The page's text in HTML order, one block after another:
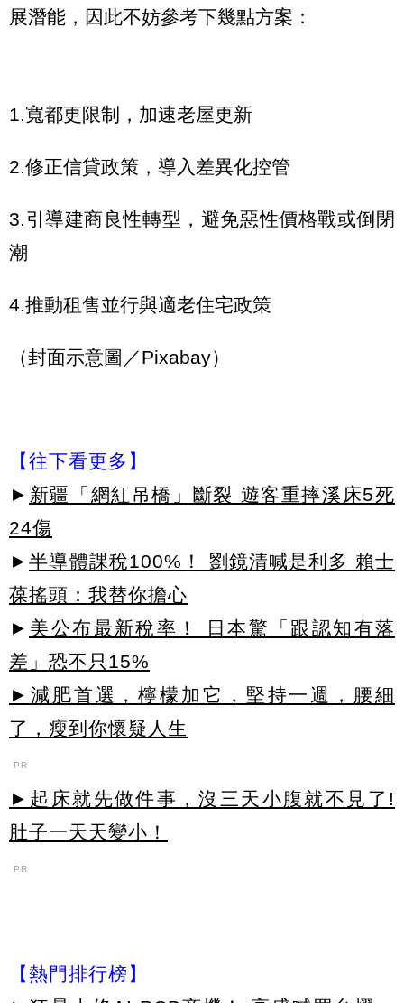
展潛能，因此不妨參考下幾點方案：
1.寬都更限制，加速老屋更新
2.修正信貸政策，導入差異化控管
3.引導建商良性轉型，避免惡性價格戰或倒閉
潮
4.推動租售並行與適老住宅政策
（封面示意圖／Pixabay）
【往下看更多】
► 新疆「網紅吊橋」斷裂 遊客重摔溪床5死
24傷
► 半導體課稅100%！ 劉鏡清喊是利多 賴士
葆搖頭：我替你擔心
► 美公布最新稅率！ 日本驚「跟認知有落
差」恐不只15%
►減肥首選，檸檬加它，堅持一週，腰細
了，瘦到你懷疑人生
PR
►起床就先做件事，沒三天小腹就不見了!
肚子一天天變小！
PR
【熱門排行榜】